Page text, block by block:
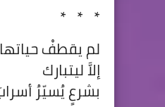
*
*
*
لم يقطفْ حياتها
إلاَّ ليتبارك
بشرعٍ يُسيّرُ